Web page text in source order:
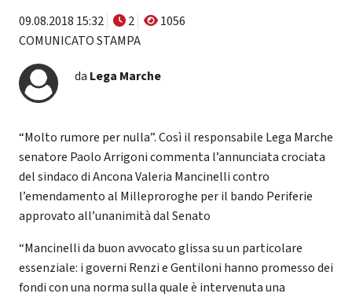
09.08.2018 15:32 2
1056
COMUNICATO STAMPA
da Lega Marche
“Molto rumore per nulla”. Così il responsabile Lega Marche
senatore Paolo Arrigoni commenta l’annunciata crociata
del sindaco di Ancona Valeria Mancinelli contro
l’emendamento al Milleproroghe per il bando Periferie
approvato all’unanimità dal Senato
“Mancinelli da buon avvocato glissa su un particolare
essenziale: i governi Renzi e Gentiloni hanno promesso dei
fondi con una norma sulla quale è intervenuta una